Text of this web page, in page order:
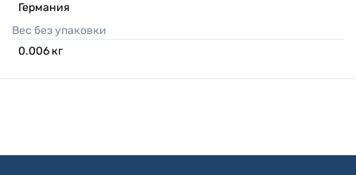
Германия
Вес без упаковки
0.006 кг